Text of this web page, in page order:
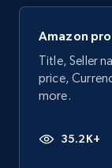
Amazon
Title, Seller
price,
more.
35.2K+